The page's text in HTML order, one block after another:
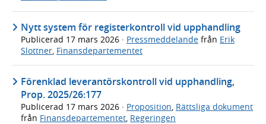
Nytt system för registerkontroll vid upphandling
Publicerad 17 mars 2026 · Pressmeddelande från Erik
Slottner, Finansdepartementet
Förenklad leverantörskontroll vid upphandling,
Prop. 2025/26:177
Publicerad 17 mars 2026 · Proposition Rättsliga dokument
från Finansdepartementet Regeringen